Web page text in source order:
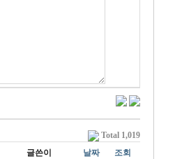
Total 1,019
글쓴이 날짜 조회